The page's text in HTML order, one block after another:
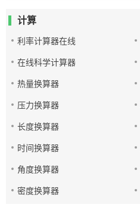
计算
利率计算器在线
在线科学计算器
热量换算器
压力换算器
长度换算器
时间换算器
角度换算器
密度换算器